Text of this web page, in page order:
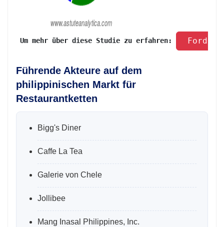
Um mehr über diese Studie zu erfahren:
Führende Akteure auf dem
philippinischen Markt für
Restaurantketten
Bigg's Diner
Caffe La Tea
Galerie von Chele
Jollibee
Mang Inasal Philippines, Inc.